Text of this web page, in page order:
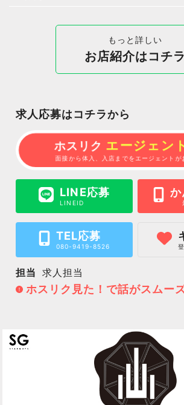
もっと詳しい
お店紹介はコチラ
求人応募はコチラから
ホスリク エージェン
面接から体入、入店までをエージェントが
LINE応募
LINEID
か
TEL応募
080-9419-8526
担当 求人担当
ホスリク見た！で話がスムー